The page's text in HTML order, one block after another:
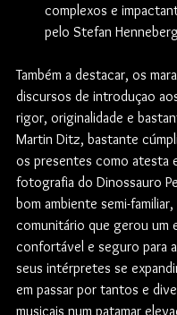
complexos e
pelo Stefan
Também a destacar, os
discursos de introduçao
rigor, originalidade e
Martin Ditz, bastante
os presentes como atesta
fotografia do Dinossauro
bom ambiente semi-familiar,
comunitário que gerou um
confortável e seguro para
seus intérpretes se
em passar por tantos e
musicais num patamar